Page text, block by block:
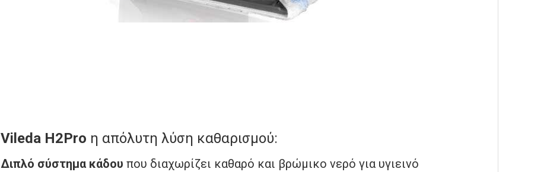
Vileda H2Pro η απόλυτη λύση καθαρισμού:
Διπλό σύστημα κάδου που διαχωρίζει καθαρό και βρώμικο νερό για υγιεινό